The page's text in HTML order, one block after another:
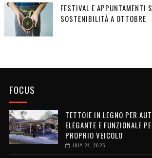
FESTIVAL E APPUNTAMENTI
SOSTENIBILITÀ A OTTOBRE
FOCUS
TETTOIE IN LEGNO PER
ELEGANTE E FUNZIONALE
PROPRIO VEICOLO
JULY 24, 2026